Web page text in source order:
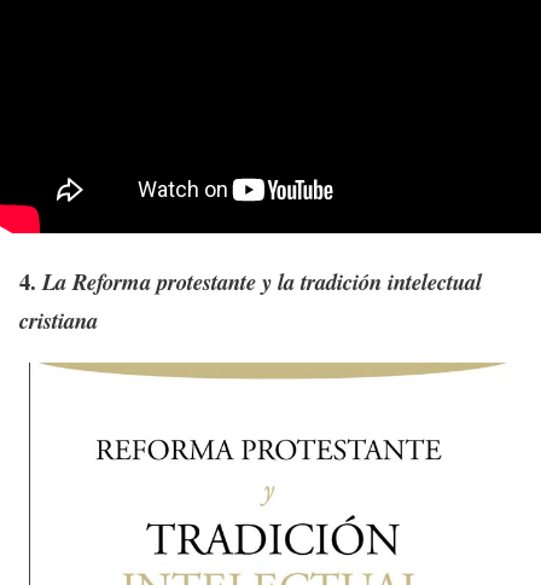
4.La Reforma protestante y la tradición intelectual
cristiana